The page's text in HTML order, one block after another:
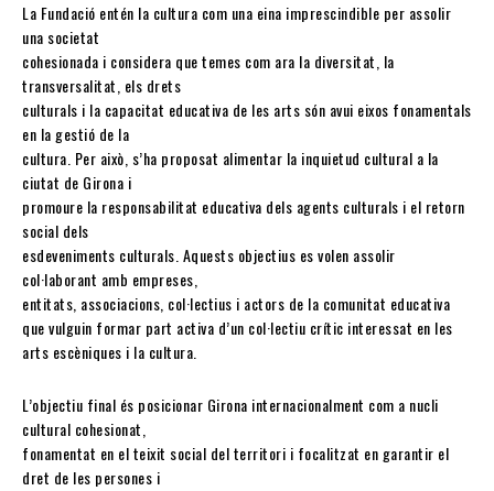
La Fundació entén la cultura com una eina imprescindible per assolir
una societat
cohesionada i considera que temes com ara la diversitat, la
transversalitat, els drets
culturals i la capacitat educativa de les arts són avui eixos fonamentals
en la gestió de la
cultura. Per això, s’ha proposat alimentar la inquietud cultural a la
ciutat de Girona i
promoure la responsabilitat educativa dels agents culturals i el retorn
social dels
esdeveniments culturals. Aquests objectius es volen assolir
col·laborant amb empreses,
entitats, associacions, col·lectius i actors de la comunitat educativa
que vulguin formar part activa d’un col·lectiu crític interessat en les
arts escèniques i la cultura.
L’objectiu final és posicionar Girona internacionalment com a nucli
cultural cohesionat,
fonamentat en el teixit social del territori i focalitzat en garantir el
dret de les persones i